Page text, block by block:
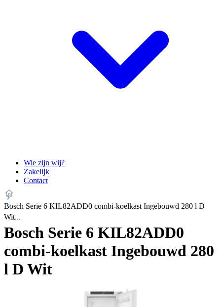
Wie zijn wij?
Zakelijk
Contact
Bosch Serie 6 KIL82ADD0 combi-koelkast Ingebouwd 280 l D
Wit
Bosch Serie 6 KIL82ADD0
combi-koelkast Ingebouwd 280
l D Wit